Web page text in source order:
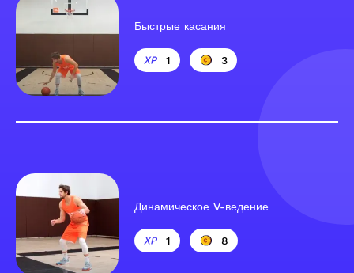
Быстрые касания
1 3
Динамическое V-ведение
1 8